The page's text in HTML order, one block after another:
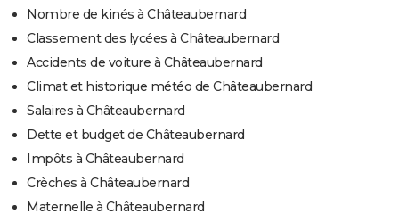
Nombre de kinés à Châteaubernard
Classement des lycées à Châteaubernard
Accidents de voiture à Châteaubernard
Climat et historique météo de Châteaubernard
Salaires à Châteaubernard
Dette et budget de Châteaubernard
Impôts à Châteaubernard
Crèches à Châteaubernard
Maternelle à Châteaubernard